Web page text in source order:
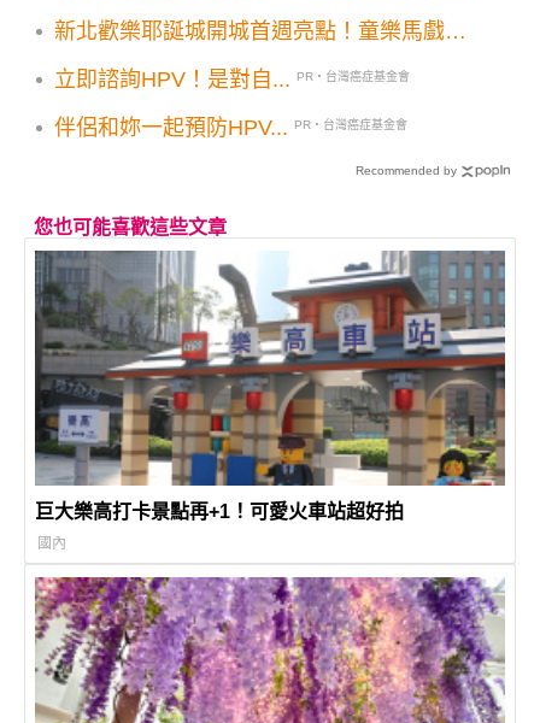
新北歡樂耶誕城開城首週亮點！童樂馬戲嘉
立即諮詢HPV！是對自...
PR・台灣癌症基金會
伴侶和妳一起預防HPV... PR・台灣癌症基金會
Recommended by
您也可能喜歡這些文章
巨大樂高打卡景點再+1！可愛火車站超好拍
國內